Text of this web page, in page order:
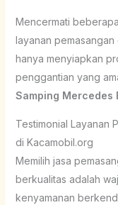
Mencermati
layanan
hanya menyiapkan
penggantian yang
Samping Mercedes
Testimonial Layanan
di Kacamobil.org
Memilih jasa
berkualitas adalah
kenyamanan